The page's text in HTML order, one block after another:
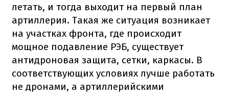
летать, и тогда выходит на первый план
артиллерия. Такая же ситуация возникает
на участках фронта, где происходит
мощное подавление РЭБ, существует
антидроновая защита, сетки, каркасы. В
соответствующих условиях лучше работать
не дронами, а артиллерийскими